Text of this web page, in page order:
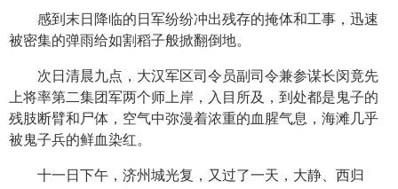
感到末日降临的日军纷纷冲出残存的掩体和工事，迅速
被密集的弹雨给如割稻子般掀翻倒地。
次日清晨九点，大汉军区司令员副司令兼参谋长闵竟先
上将率第二集团军两个师上岸，入目所及，到处都是鬼子的
残肢断臂和尸体，空气中弥漫着浓重的血腥气息，海滩几乎
被鬼子兵的鲜血染红。
十一日下午，济州城光复，又过了一天，大静、西归